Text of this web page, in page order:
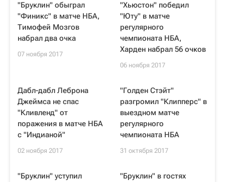
"Бруклин" обыграл
"Финикс" в матче НБА,
Тимофей Мозгов
набрал два очка
07 ноября 2017
"Хьюстон" победил
"Юту" в матче
регулярного
чемпионата НБА,
Харден набрал 56 очков
06 ноября 2017
Дабл-дабл Леброна
Джеймса не спас
"Кливленд" от
поражения в матче НБА
с "Индианой"
02 ноября 2017
"Голден Стэйт"
разгромил "Клипперс" в
выездном матче
регулярного
чемпионата НБА
31 октября 2017
"Бруклин" уступил
"Бруклин" в гостях